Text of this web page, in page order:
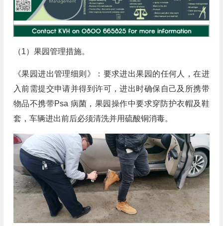
（1）果园管理措施。
《果园进出管理细则》：要求进出果园的任何人，在进
入前需提交申请并得到许可，进出时确保自己及所携带
物品不携带Psa 病菌，果园操作中要求穿防护衣帽及鞋
套，车辆进出前后必须清洗并用硫酸铜消毒。